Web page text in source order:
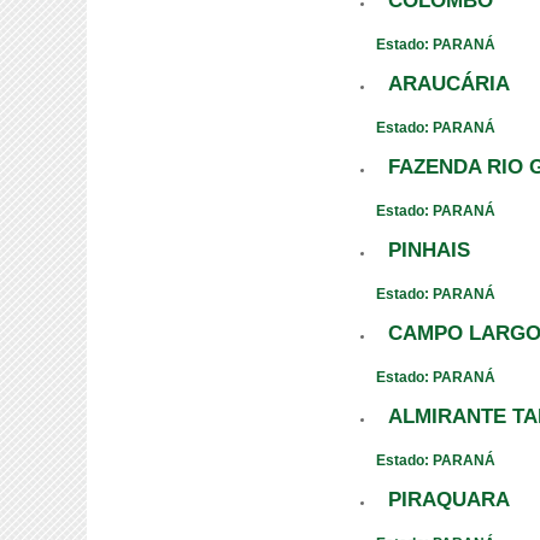
Estado: PARANÁ
ARAUCÁRIA
Estado: PARANÁ
FAZENDA RIO
Estado: PARANÁ
PINHAIS
Estado: PARANÁ
CAMPO LARGO
Estado: PARANÁ
ALMIRANTE
Estado: PARANÁ
PIRAQUARA